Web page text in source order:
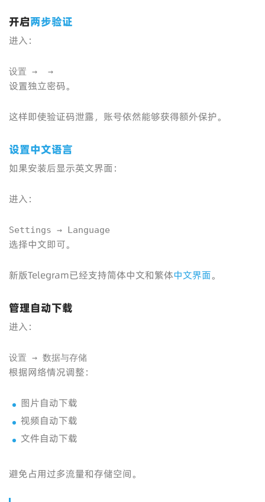
开启两步验证
进入：
设置 →  →
设置独立密码。
这样即使验证码泄露，账号依然能够获得额外保护。
设置中文语言
如果安装后显示英文界面：
进入：
Settings → Language
选择中文即可。
新版Telegram已经支持简体中文和繁体中文界面。
管理自动下载
进入：
设置 → 数据与存储
根据网络情况调整：
图片自动下载
视频自动下载
文件自动下载
避免占用过多流量和存储空间。